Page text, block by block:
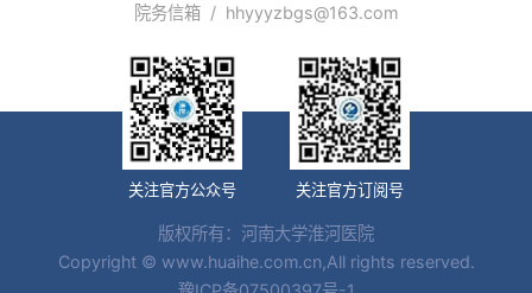
院务信箱 / hhyyyzbgs@163.com
关注官方公众号 关注官方订阅号
版权所有：河南大学淮河医院
Copyright © www.huaihe.com.cn,All rights reserved.